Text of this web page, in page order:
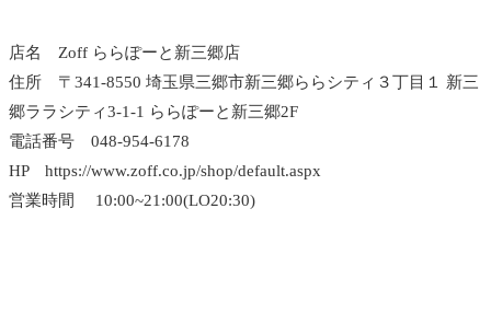
店名 Zoff ららぽーと新三郷店
住所 〒341-8550 埼玉県三郷市新三郷ららシティ３丁目１ 新三
郷ララシティ3-1-1 ららぽーと新三郷2F
電話番号 048-954-6178
HP https://www.zoff.co.jp/shop/default.aspx
営業時間 10:00~21:00(LO20:30)